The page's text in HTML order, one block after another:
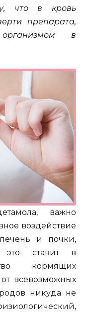
что в кровь
препарата,
организмом в
важно
воздействие
и почки,
ставит в
кормящих
всевозможных
никуда не